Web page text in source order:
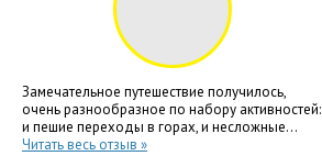
Замечательное путешествие получилось,
очень разнообразное по набору активностей:
и пешие переходы в горах, и несложные...
Читать весь отзыв »